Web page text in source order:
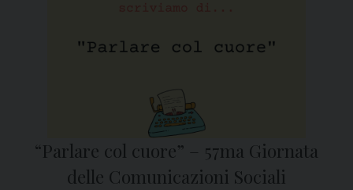
“Parlare col cuore” – 57ma Giornata
delle Comunicazioni Sociali